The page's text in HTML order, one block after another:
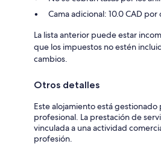
Cama adicional: 10.0 CAD por
La lista anterior puede estar
que los impuestos no estén
cambios.
Otros detalles
Este alojamiento está
profesional. La prestación de
vinculada a una actividad
profesión.